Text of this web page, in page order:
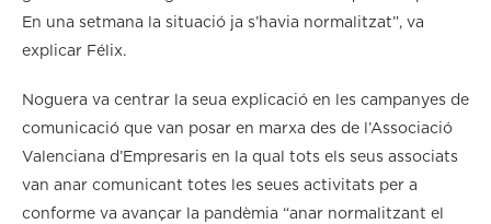
En una setmana la situació ja s’havia normalitzat”, va
explicar Félix.
Noguera va centrar la seua explicació en les campanyes de
comunicació que van posar en marxa des de l’Associació
Valenciana d’Empresaris en la qual tots els seus associats
van anar comunicant totes les seues activitats per a
conforme va avançar la pandèmia “anar normalitzant el